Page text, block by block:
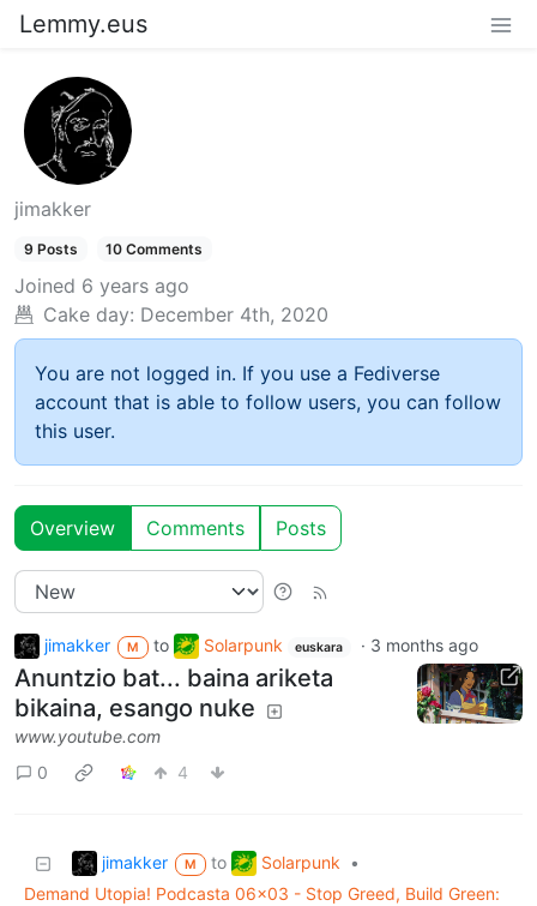
Lemmy.eus
jimakker
9 Posts 10 Comments
Joined 6 years ago
Cake day: December 4th, 2020
You are not logged in. If you use a Fediverse
account that is able to follow users, you can follow
this user.
Overview Comments Posts
jimakker M to Solarpunk euskara · 3 months ago
Anuntzio bat... baina ariketa
bikaina, esango nuke
www.youtube.com
0
4
jimakker M to Solarpunk
•
Demand Utopia! Podcasta 06x03 - Stop Greed, Build Green: